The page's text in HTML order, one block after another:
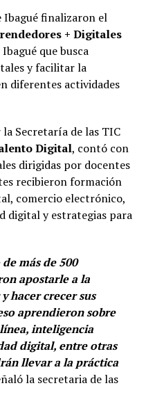
Ibagué finalizaron el
+ Digitales
que busca
y facilitar la
diferentes actividades
Secretaría de las TIC
Digital, contó con
dirigidas por docentes
recibieron formación
comercio electrónico,
digital y estrategias para
más de 500
apostarle a la
hacer crecer sus
aprendieron sobre
inteligencia
digital, entre otras
llevar a la práctica
la secretaria de las